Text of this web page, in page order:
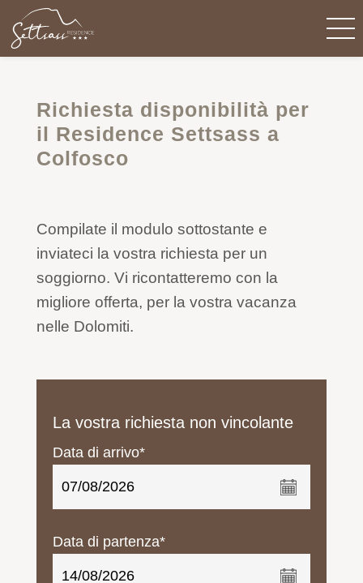
Richiesta disponibilità per
il Residence Settsass a
Colfosco
Compilate il modulo sottostante e
inviateci la vostra richiesta per un
soggiorno. Vi ricontatteremo con la
migliore offerta, per la vostra vacanza
nelle Dolomiti.
La vostra richiesta non vincolante
Data di arrivo*
Data di partenza*